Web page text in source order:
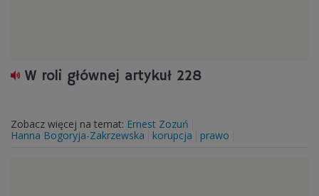
W roli głównej artykuł 228
Zobacz więcej na temat: Ernest Zozuń
Hanna Bogoryja-Zakrzewska
korupcja prawo